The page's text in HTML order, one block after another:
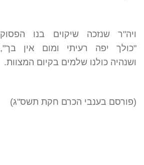
ויה"ר שנזכה שיקוים בנו הפסוק
"כולך יפה רעיתי ומום אין בך",
ושנהיה כולנו שלמים בקיום המצוות.
(פורסם בענבי הכרם חקת תשס"ג)